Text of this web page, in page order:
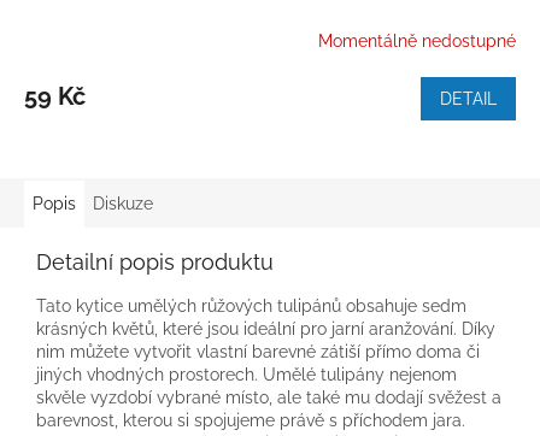
Momentálně nedostupné
59 Kč DETAIL
Popis Diskuze
Detailní popis produktu
Tato kytice umělých růžových tulipánů obsahuje sedm
krásných květů, které jsou ideální pro jarní aranžování. Díky
nim můžete vytvořit vlastní barevné zátiší přímo doma či
jiných vhodných prostorech. Umělé tulipány nejenom
skvěle vyzdobí vybrané místo, ale také mu dodají svěžest a
barevnost, kterou si spojujeme právě s příchodem jara.